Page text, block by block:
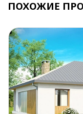
ПОХОЖИЕ